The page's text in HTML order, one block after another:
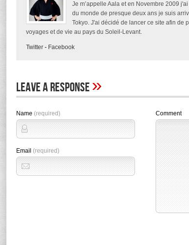
Je m’appelle Aala et en Novembre 2009
du monde de presque deux ans je suis
Tokyo. J'ai décidé de lancer ce site afin de
voyages et de vie au pays du Soleil-Levant.
Twitter - Facebook
Leave A Response»
Name (required)
Email (required)
Comment